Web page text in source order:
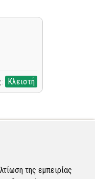
της εμπειρίας
Κλειστή